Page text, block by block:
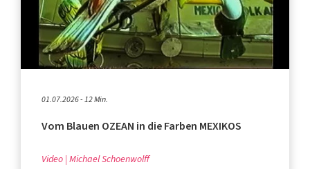
01.07.2026 - 12 Min.
Vom Blauen OZEAN in die Farben MEXIKOS
Video Michael Schoenwolff